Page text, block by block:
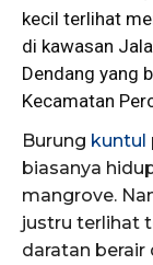
kecil terlihat
di kawasan
Dendang yang
Kecamatan
Burung kuntul
biasanya
mangrove.
justru terlihat
daratan berair